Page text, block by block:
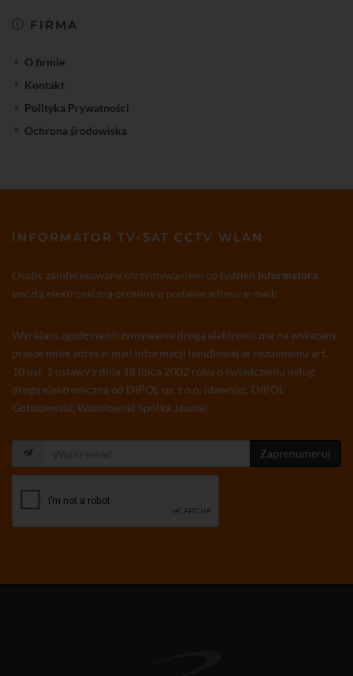
FIRMA
O firmie
Kontakt
Polityka Prywatności
Ochrona środowiska
INFORMATOR TV-SAT CCTV WLAN
Osoby zainteresowane otrzymywaniem co tydzień Informatora
pocztą elektroniczną prosimy o podanie adresu e-mail:
Wyrażam zgodę na otrzymywanie drogą elektroniczną na wskazany
przeze mnie adres e-mail informacji handlowej w rozumieniu art.
10 ust. 1 ustawy z dnia 18 lipca 2002 roku o świadczeniu usług
drogą elektroniczną od DIPOL sp. z o.o. (dawniej: DIPOL
Gołaszewski, Waśniowski Spółka Jawna)
Zaprenumeruj